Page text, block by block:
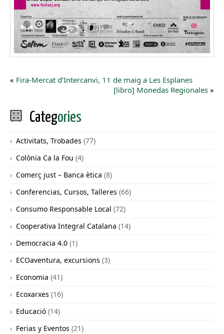
« Fira-Mercat d’Intercanvi, 11 de maig a Les Esplanes
[libro] Monedas Regionales »
Categories
Activitats, Trobades (77)
Colònia Ca la Fou (4)
Comerç just – Banca ètica (8)
Conferencias, Cursos, Talleres (66)
Consumo Responsable Local (72)
Cooperativa Integral Catalana (14)
Democracia 4.0 (1)
ECOaventura, excursions (3)
Economia (41)
Ecoxarxes (16)
Educació (14)
Ferias y Eventos (21)